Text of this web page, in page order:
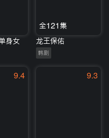
身女
全121集
龙王保佑
韩剧
9.4 9.3